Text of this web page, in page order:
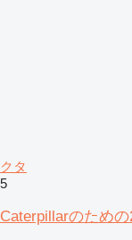
クタ
5
Caterpillarのため